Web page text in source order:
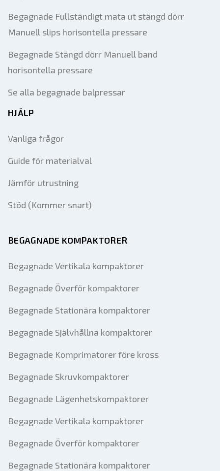
Begagnade Fullständigt mata ut stängd dörr
Manuell slips horisontella pressare
Begagnade Stängd dörr Manuell band
horisontella pressare
Se alla begagnade balpressar
HJÄLP
Vanliga frågor
Guide för materialval
Jämför utrustning
Stöd (Kommer snart)
BEGAGNADE KOMPAKTORER
Begagnade Vertikala kompaktorer
Begagnade Överför kompaktorer
Begagnade Stationära kompaktorer
Begagnade Självhållna kompaktorer
Begagnade Komprimatorer före kross
Begagnade Skruvkompaktorer
Begagnade Lägenhetskompaktorer
Begagnade Vertikala kompaktorer
Begagnade Överför kompaktorer
Begagnade Stationära kompaktorer